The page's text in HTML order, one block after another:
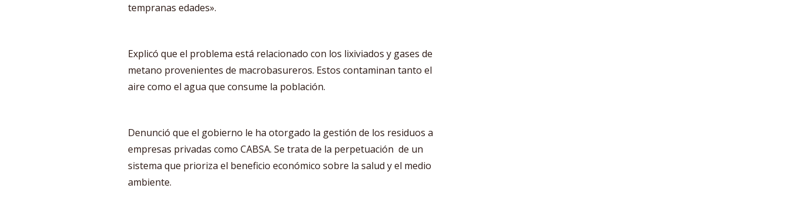
tempranas edades».
Explicó que el problema está relacionado con los lixiviados y gases de
metano provenientes de macrobasureros. Estos contaminan tanto el
aire como el agua que consume la población.
Denunció que el gobierno le ha otorgado la gestión de los residuos a
empresas privadas como CABSA. Se trata de la perpetuación de un
sistema que prioriza el beneficio económico sobre la salud y el medio
ambiente.